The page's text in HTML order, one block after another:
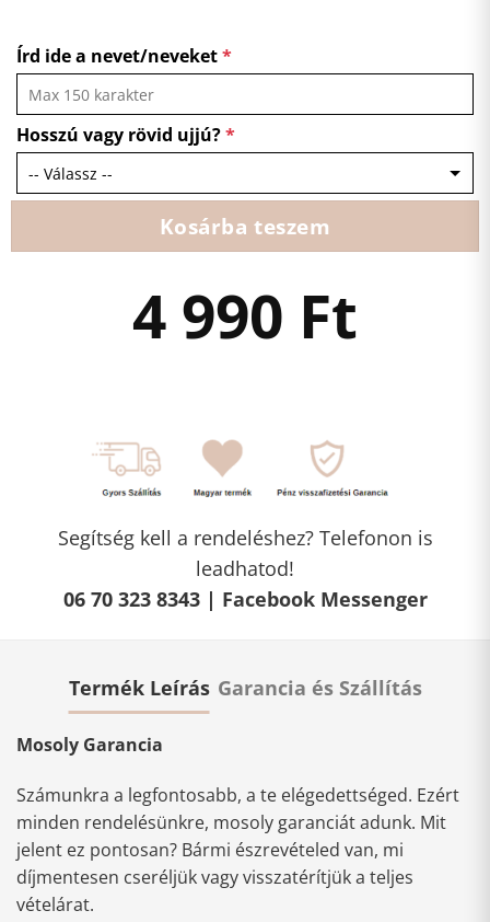
Írd ide a nevet/neveket*
Hosszú vagy rövid ujjú?*
Kosárba teszem
4 990 Ft
Segítség kell a rendeléshez? Telefonon is
leadhatod!
06 70 323 8343 | Facebook Messenger
Termék Leírás Garancia és Szállítás
Mosoly Garancia
Számunkra a legfontosabb, a te elégedettséged. Ezért
minden rendelésünkre, mosoly garanciát adunk. Mit
jelent ez pontosan? Bármi észrevételed van, mi
díjmentesen cseréljük vagy visszatérítjük a teljes
vételárat.